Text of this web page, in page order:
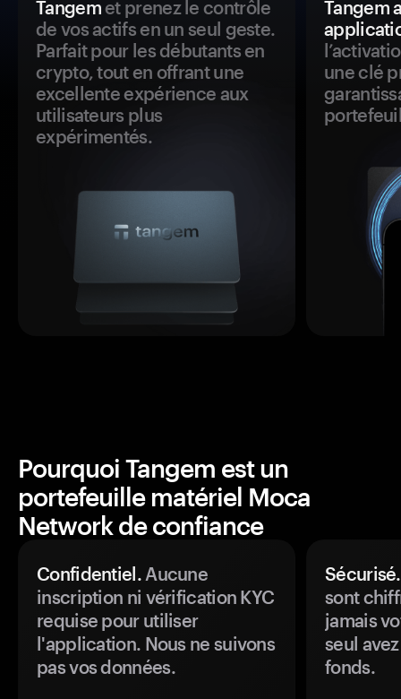
Tangemet prenez le contrôle
de vos actifs en un seul geste.
Parfait pour les débutants en
crypto, tout en offrant une
excellente expérience aux
utilisateurs plus
expérimentés.
Tangem
une clé
Pourquoi Tangem est un
portefeuille matériel Moca
Network de confiance
Confidentiel.Aucune
inscription ni vérification KYC
requise pour utiliser
l'application. Nous ne suivons
pas vos données.
Sécurisé.
sont
jamais
seul
fonds.